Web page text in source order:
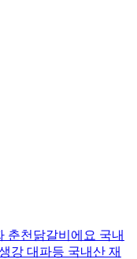
춘천닭갈비에요 국내
강 대파등 국내산 재